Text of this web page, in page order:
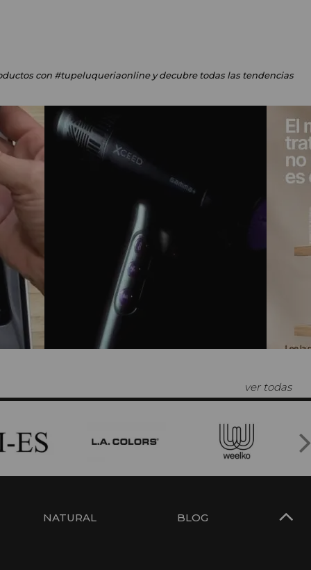
con #tupeluqueriaonliney decubre todas las tendencias
ver todas
NATURAL BLOG